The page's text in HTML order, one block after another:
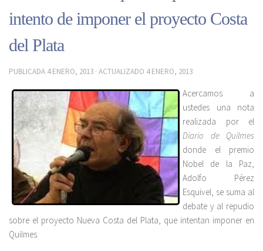
intento de imponer el proyecto Costa
del Plata
PUBLICADA 4 ENERO, 2013 · ACTUALIZADO 4 ENERO, 2013
Acercamos a
ustedes una nota
realizada por el
Diario de Quilmes
donde el premio
Nobel de la Paz,
Adolfo Pérez
Esquivel, se suma al
debate y al repudio
sobre el proyecto Nueva Costa del Plata, que intentan imponer en
Quilmes.